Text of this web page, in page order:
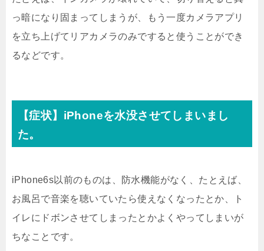
っ暗になり固まってしまうが、もう一度カメラアプリ
を立ち上げてリアカメラのみですると使うことができ
るなどです。
【症状】iPhoneを水没させてしまいまし
た。
iPhone6s以前のものは、防水機能がなく、たとえば、
お風呂で音楽を聴いていたら使えなくなったとか、ト
イレにドボンさせてしまったとかよくやってしまいが
ちなことです。